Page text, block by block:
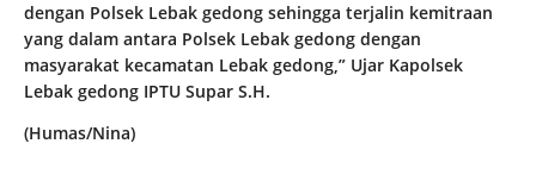
dengan Polsek Lebak gedong sehingga terjalin kemitraan
yang dalam antara Polsek Lebak gedong dengan
masyarakat kecamatan Lebak gedong,” Ujar Kapolsek
Lebak gedong IPTU Supar S.H.
(Humas/Nina)